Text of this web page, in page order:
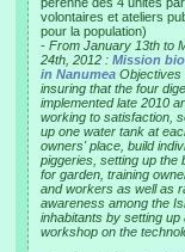
volontaires et ateliers
pour la population)
- From January 13th to
24th, 2012 : Mission
in Nanumea Objectives
insuring that the four
implemented late 2010
working to satisfaction,
up one water tank at
owners' place, build
piggeries, setting up the
for garden, training
and workers as well as
awareness among the
inhabitants by setting up
workshop on the